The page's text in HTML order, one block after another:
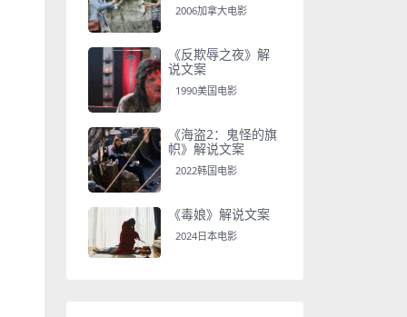
2006加拿大电影
《反欺辱之夜》解
说文案
1990美国电影
《海盗2：鬼怪的旗
帜》解说文案
2022韩国电影
《毒娘》解说文案
2024日本电影